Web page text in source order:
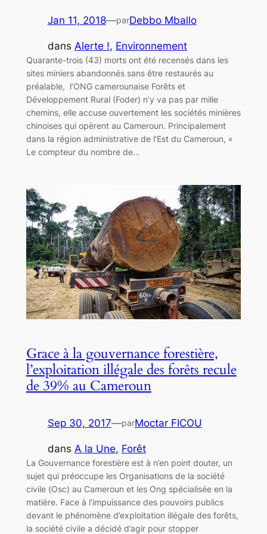
Jan 11, 2018—parDebbo Mballo
dans Alerte !, Environnement
Quarante-trois (43) morts ont été recensés dans les
sites miniers abandonnés sans être restaurés au
préalable, l’ONG camerounaise Forêts et
Développement Rural (Foder) n’y va pas par mille
chemins, elle accuse ouvertement les sociétés minières
chinoises qui opèrent au Cameroun. Principalement
dans la région administrative de l’Est du Cameroun, «
Le compteur du nombre de…
Grace à la gouvernance forestière,
l’exploitation illégale des forêts recule
de 39% au Cameroun
Sep 30, 2017—parMoctar FICOU
dans A la Une, Forêt
La Gouvernance forestière est à n’en point douter, un
sujet qui préoccupe les Organisations de la société
civile (Osc) au Cameroun et les Ong spécialisée en la
matière. Face à l’impuissance des pouvoirs publics
devant le phénomène d’exploitation illégale des forêts,
la société civile a décidé d’agir pour stopper